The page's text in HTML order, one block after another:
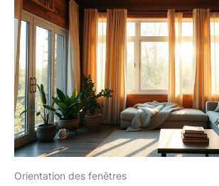
Orientation des fenêtres